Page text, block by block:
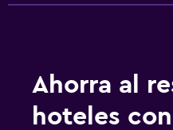
Ahorra al
hoteles